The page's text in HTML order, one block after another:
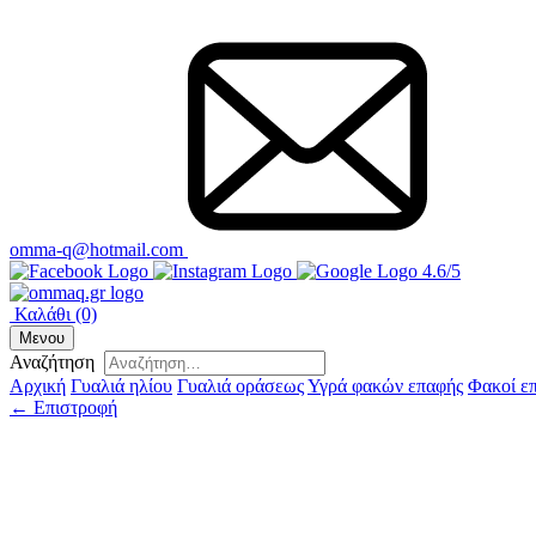
omma-q@hotmail.com
4.6/5
Καλάθι (0)
Μενου
Αναζήτηση
Αρχική Γυαλιά ηλίου Γυαλιά οράσεωςΥγρά φακών επαφής Φακοί
← Επιστροφή